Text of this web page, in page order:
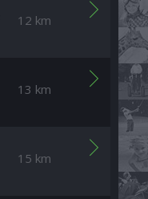
12 km
13 km
15 km